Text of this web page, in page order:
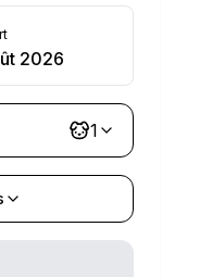
2026
1